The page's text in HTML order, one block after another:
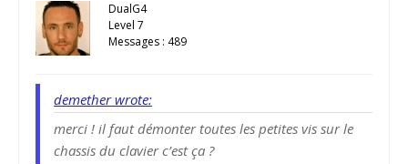
DualG4
Level 7
Messages : 489
demether wrote:
merci ! il faut démonter toutes les petites vis sur le
chassis du clavier c’est ça ?